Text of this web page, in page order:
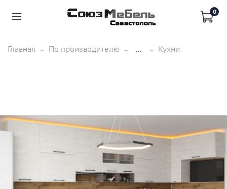
0
Главная По производителю ... Кухни